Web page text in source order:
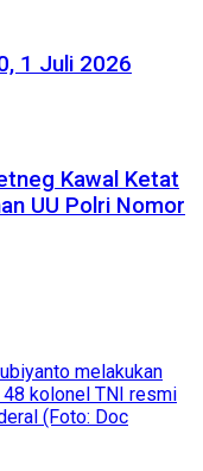
1 Juli 2026
Kawal Ketat
UU Polri Nomor